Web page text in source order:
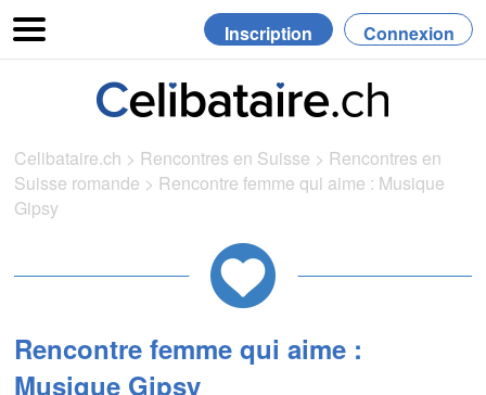
Inscription Connexion
Celibataire.ch > Rencontres en Suisse > Rencontres en
Suisse romande > Rencontre femme qui aime : Musique
Gipsy
Rencontre femme qui aime :
Musique Gipsy